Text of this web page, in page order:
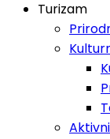
Turizam